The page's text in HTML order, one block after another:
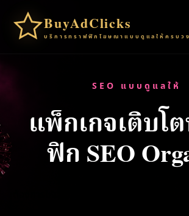
BuyAdClicks
บริการทราฟฟิกโฆษณาแบบดูแลให้ครบว
SEO แบบดูแลให้
แพ็กเกจเติบโ
ฟิก SEO